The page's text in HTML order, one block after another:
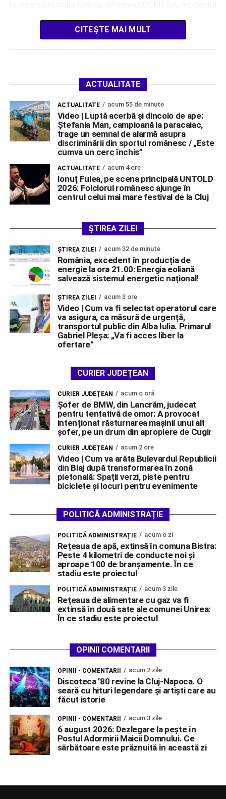
CITEȘTE MAI MULT
ACTUALITATE
ACTUALITATE acum 55 de minute
Video | Luptă acerbă și dincolo de ape:
Ștefania Man, campioană la paracaiac,
trage un semnal de alarmă asupra
discriminării din sportul românesc / „Este
cumva un cerc închis”
ACTUALITATE acum 4 ore
Ionuț Fulea, pe scena principală UNTOLD
2026: Folclorul românesc ajunge în
centrul celui mai mare festival de la Cluj
ȘTIREA ZILEI
ŞTIREA ZILEI acum 32 de minute
România, excedent în producția de
energie la ora 21.00: Energia eoliană
salvează sistemul energetic național!
ŞTIREA ZILEI acum 3 ore
Video | Cum va fi selectat operatorul care
va asigura, ca măsură de urgență,
transportul public din Alba Iulia. Primarul
Gabriel Pleșa: „Va fi acces liber la
ofertare”
CURIER JUDEȚEAN
CURIER JUDEȚEAN acum o oră
Șofer de BMW, din Lancrăm, judecat
pentru tentativă de omor: A provocat
intenționat răsturnarea mașinii unui alt
șofer, pe un drum din apropiere de Cugir
CURIER JUDEȚEAN acum 2 ore
Video | Cum va arăta Bulevardul Republicii
din Blaj după transformarea în zonă
pietonală: Spații verzi, piste pentru
biciclete și locuri pentru evenimente
POLITICĂ ADMINISTRAȚIE
POLITICĂ ADMINISTRAȚIE acum o zi
Rețeaua de apă, extinsă în comuna Bistra:
Peste 4 kilometri de conducte noi și
aproape 100 de branșamente. În ce
stadiu este proiectul
POLITICĂ ADMINISTRAȚIE acum 3 zile
Rețeaua de alimentare cu gaz va fi
extinsă în două sate ale comunei Unirea:
În ce stadiu este proiectul
OPINII COMENTARII
OPINII - COMENTARII acum 2 zile
Discoteca ’80 revine la Cluj-Napoca. O
seară cu hituri legendare și artiști care au
făcut istorie
OPINII - COMENTARII acum 3 zile
6 august 2026: Dezlegare la pește în
Postul Adormirii Maicii Domnului. Ce
sărbătoare este prăznuită în această zi